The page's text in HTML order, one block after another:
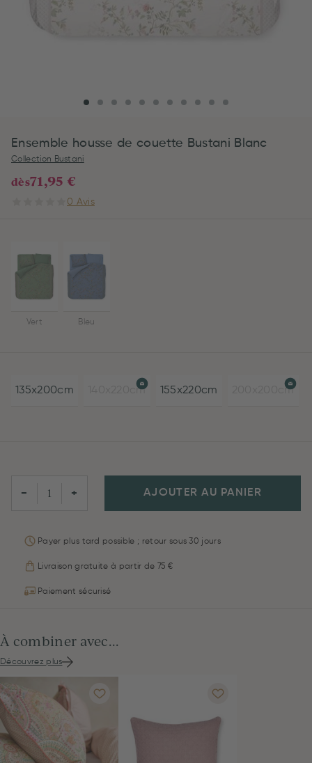
Ensemble housse de couette Bustani Blanc
Collection Bustani
dès71,95 €
0 Avis
Vert Bleu
135x200cm 140x220cm 155x220cm 200x200cm
− + AJOUTER AU PANIER
Payer plus tard possible ; retour sous 30 jours
Livraison gratuite à partir de 75 €
Paiement sécurisé
À combiner avec...
Découvrez plus